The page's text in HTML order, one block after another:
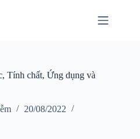
Tính chất, Ứng dụng và
20/08/2022